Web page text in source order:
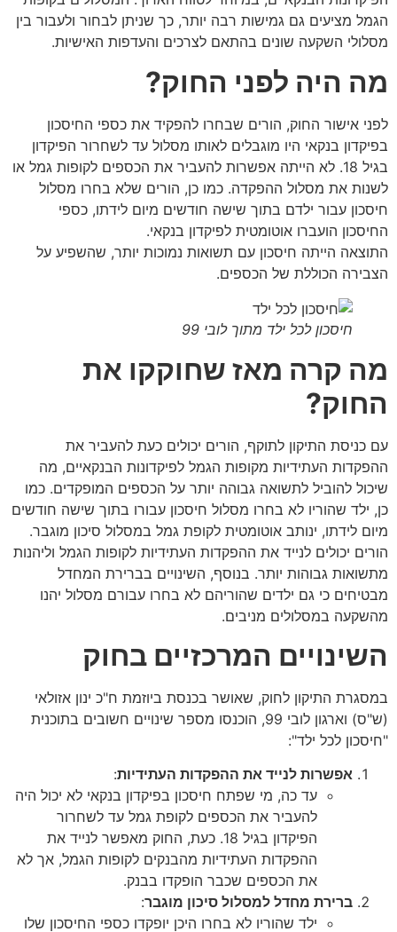
הגמל מציעים גם גמישות רבה יותר, כך שניתן לבחור ולעבור בין
מסלולי השקעה שונים בהתאם לצרכים והעדפות האישיות.
מה היה לפני החוק?
לפני אישור החוק, הורים שבחרו להפקיד את כספי החיסכון
בפיקדון בנקאי היו מוגבלים לאותו מסלול עד לשחרור הפיקדון
בגיל 18. לא הייתה אפשרות להעביר את הכספים לקופות גמל או
לשנות את מסלול ההפקדה. כמו כן, הורים שלא בחרו מסלול
חיסכון עבור ילדם בתוך שישה חודשים מיום לידתו, כספי
החיסכון הועברו אוטומטית לפיקדון בנקאי.
התוצאה הייתה חיסכון עם תשואות נמוכות יותר, שהשפיע על
הצבירה הכוללת של הכספים.
חיסכון לכל ילד מתוך לובי 99
מה קרה מאז שחוקקו את
החוק?
עם כניסת התיקון לתוקף, הורים יכולים כעת להעביר את
ההפקדות העתידיות מקופות הגמל לפיקדונות הבנקאיים, מה
שיכול להוביל לתשואה גבוהה יותר על הכספים המופקדים. כמו
כן, ילד שהוריו לא בחרו מסלול חיסכון עבורו בתוך שישה חודשים
מיום לידתו, ינותב אוטומטית לקופת גמל במסלול סיכון מוגבר.
הורים יכולים לנייד את ההפקדות העתידיות לקופות הגמל וליהנות
מתשואות גבוהות יותר. בנוסף, השינויים בברירת המחדל
מבטיחים כי גם ילדים שהוריהם לא בחרו עבורם מסלול יהנו
מהשקעה במסלולים מניבים.
השינויים המרכזיים בחוק
במסגרת התיקון לחוק, שאושר בכנסת ביוזמת ח"כ ינון אזולאי
(ש"ס) וארגון לובי 99, הוכנסו מספר שינויים חשובים בתוכנית
"חיסכון לכל ילד":
אפשרות לנייד את ההפקדות העתידיות:
עד כה, מי שפתח חיסכון בפיקדון בנקאי לא יכול היה
להעביר את הכספים לקופת גמל עד לשחרור
הפיקדון בגיל 18. כעת, החוק מאפשר לנייד את
ההפקדות העתידיות מהבנקים לקופות הגמל, אך לא
את הכספים שכבר הופקדו בבנק.
ברירת מחדל למסלול סיכון מוגבר:
ילד שהוריו לא בחרו היכן יופקדו כספי החיסכון שלו